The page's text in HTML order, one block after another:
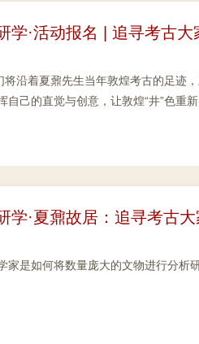
学·活动报名 | 追寻考古
沿着夏鼐先生当年敦煌考古的足迹
己的直觉与创意，让敦煌“井”色重新
学·夏鼐故居：追寻考古
是如何将数量庞大的文物进行分析研